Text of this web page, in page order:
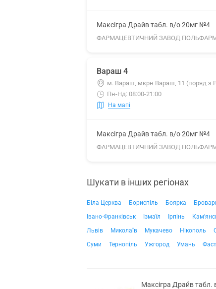
Максігра Драйв табл. в/о 20мг №4
ФАРМАЦЕВТИЧНИЙ ЗАВОД
Вараш 4
м. Вараш, мкрн Вараш, 11 (поряд з
Пн-Нд: 08:00-21:00
На мапі
Максігра Драйв табл. в/о 20мг №4
ФАРМАЦЕВТИЧНИЙ ЗАВОД
Шукати в інших регіонах
Біла Церква Бориспіль Боярка
Івано-Франківськ
Ізмаїл Ірпінь
Львів
Миколаїв Мукачево Нікополь
Суми
Тернопіль Ужгород Умань
Максігра Драйв